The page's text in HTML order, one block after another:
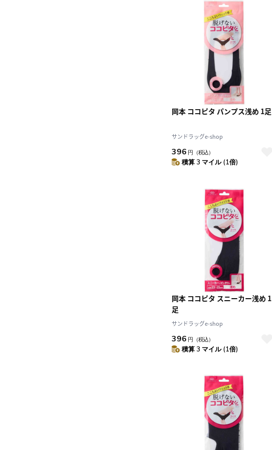
岡本 ココピタ パンプス浅め 1足
サンドラッグe-shop
396 円 （税込）
積算 3 マイル (1倍)
岡本 ココピタ スニーカー浅め 1
足
サンドラッグe-shop
396 円 （税込）
積算 3 マイル (1倍)